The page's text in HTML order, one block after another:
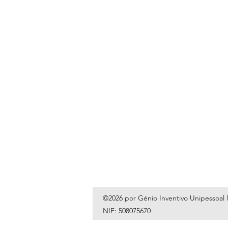
©2026 por Génio Inventivo Unipessoal
NIF: 508075670